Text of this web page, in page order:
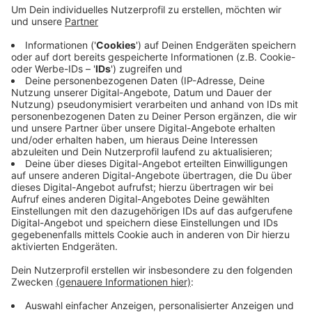
Wie die Stadt mitteilt, ist der Baum am Lambertus-Tor
abgestorben und stellt ein Sicherheitsrisiko dar. Das
Grünflächenamt übernimmt die Fällung. Ein neuer Baum
wird direkt im Anschluss an derselben Stelle gepflanzt.
Der alte Baumstamm geht an die
Interessengemeinschaft Oberstadt.
Anzeige